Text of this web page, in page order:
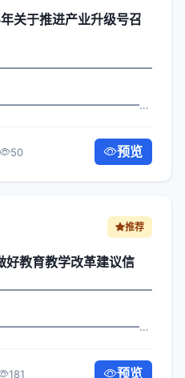
关于推进产业升级号召
于关于...
50 预览
推荐
好教育教学改革建议信
181 预览